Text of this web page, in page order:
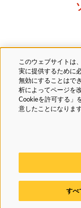
法的 プライバ
© 2025
このウェブサイトは
実に提供するために
無効にすることはで
析によってページを
Cookieを許可する」
意したことになります
すべ